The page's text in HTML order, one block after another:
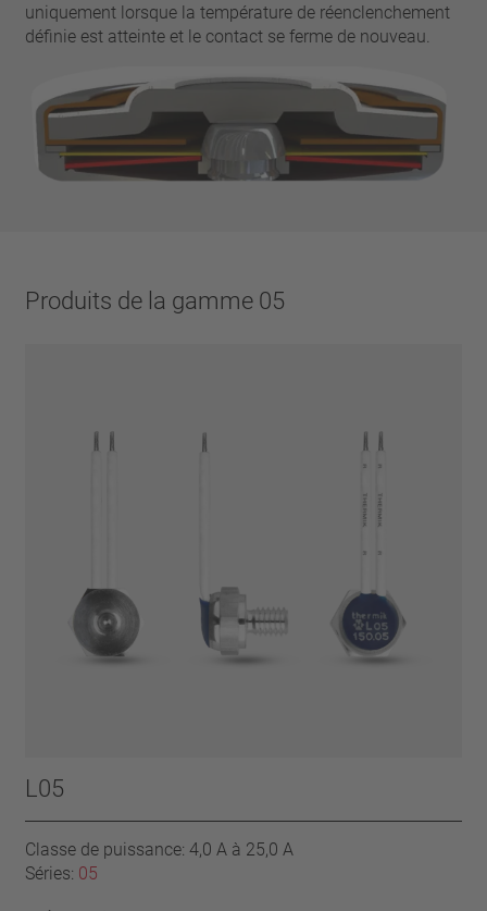
uniquement lorsque la température de réenclenchement
définie est atteinte et le contact se ferme de nouveau.
Produits de la gamme 05
L05
Classe de puissance: 4,0 A à 25,0 A
Séries: 05